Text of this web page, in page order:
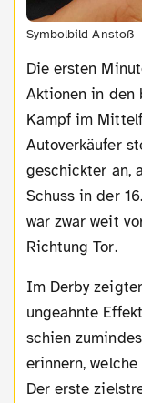
Symbolbild Anstoß
Die ersten Minuten ähnelten dem Derby. Wenig
Aktionen in den
Kampf im
Autoverkäufer
geschickter an,
Schuss in der
war zwar weit
Richtung Tor.
Im Derby zeigten die Schwarzgelben eine
ungeahnte
schien
erinnern,
Der erste